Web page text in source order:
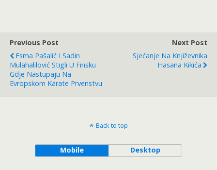
Previous Post
Esma Pašalić I Sadin
Mulahalilović Stigli U Finsku
Gdje Nastupaju Na
Evropskom Karate Prvenstvu
Next Post
Sjećanje Na Književnika
Hasana Kikića
Back to top
Mobile Desktop